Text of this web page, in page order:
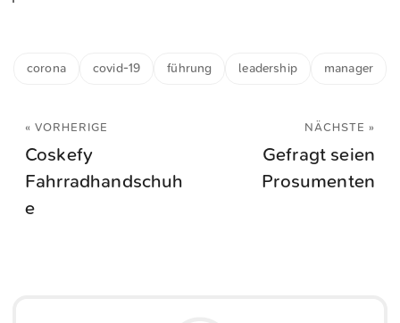
corona covid-19 führung leadership manager
« VORHERIGE
Coskefy
Fahrradhandschuh
e
NÄCHSTE »
Gefragt seien
Prosumenten